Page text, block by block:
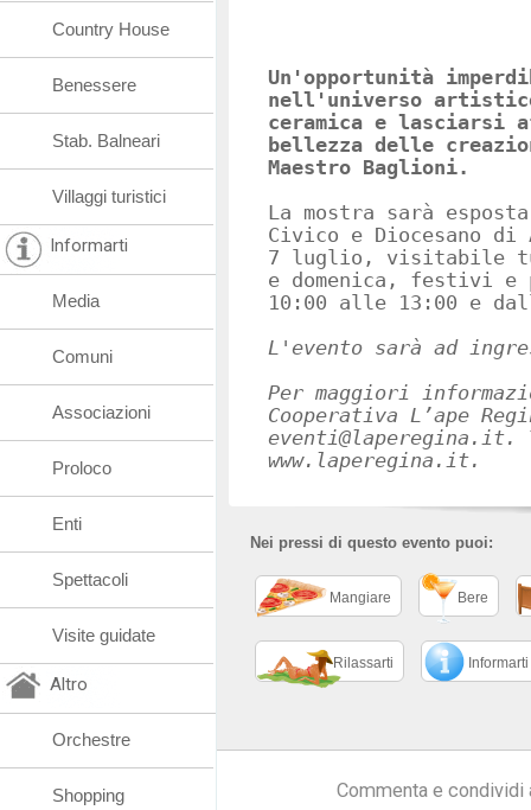
Un'opportunità
nell'universo
ceramica e lasciarsi
bellezza delle
Maestro Baglioni.
La mostra sarà
Civico e Diocesano di
7 luglio, visitabile
e domenica, festivi
10:00 alle 13:00 e
L'evento sarà ad
Per maggiori
Cooperativa L’ape
eventi@laperegina.it.
www.laperegina.it.
Nei pressi di questo evento puoi:
Mangiare Bere
Rilassarti Informarti
Commenta e
Country House
Benessere
Stab. Balneari
Villaggi turistici
Informarti
Media
Comuni
Associazioni
Proloco
Enti
Spettacoli
Visite guidate
Altro
Orchestre
Shopping